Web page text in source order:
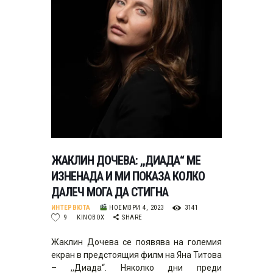
БАХТИ НАГРАДИТЕ
ИНТЕРВЮТА
ЖАКЛИН ДОЧЕВА: ,,ДИАДА“ МE
ИЗНЕНАДА И МИ ПОКАЗА КОЛКО
ДАЛЕЧ МОГА ДА СТИГНА
ИНТЕРВЮТА НОЕМВРИ 4, 2023
3141
9
KINOBOX SHARE
Жаклин Дочева се появява на големия
екран в предстоящия филм на Яна Титова
– ,,Диада“. Няколко дни преди